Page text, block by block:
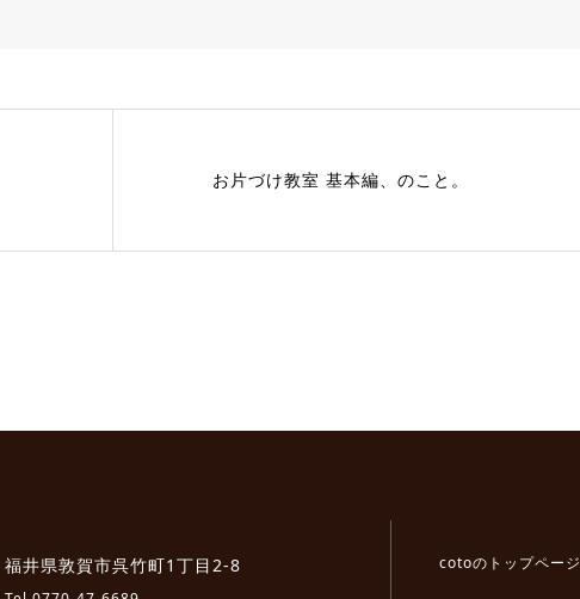
お片づけ教室 基本編、のこと。
福井県敦賀市呉竹町1丁目2-8 cotoのトップページ